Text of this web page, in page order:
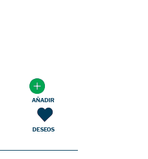
AÑADIR
DESEOS